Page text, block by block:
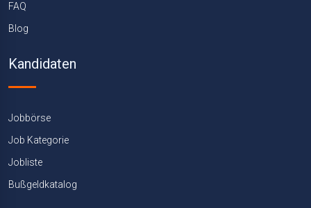
FAQ
Blog
Kandidaten
Jobbörse
Job Kategorie
Jobliste
Bußgeldkatalog